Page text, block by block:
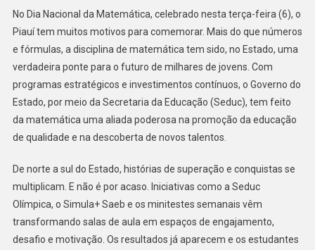
No Dia Nacional da Matemática, celebrado nesta terça-feira (6), o
Piauí tem muitos motivos para comemorar. Mais do que números
e fórmulas, a disciplina de matemática tem sido, no Estado, uma
verdadeira ponte para o futuro de milhares de jovens. Com
programas estratégicos e investimentos contínuos, o Governo do
Estado, por meio da Secretaria da Educação (Seduc), tem feito
da matemática uma aliada poderosa na promoção da educação
de qualidade e na descoberta de novos talentos.
De norte a sul do Estado, histórias de superação e conquistas se
multiplicam. E não é por acaso. Iniciativas como a Seduc
Olímpica, o Simula+ Saeb e os minitestes semanais vêm
transformando salas de aula em espaços de engajamento,
desafio e motivação. Os resultados já aparecem e os estudantes